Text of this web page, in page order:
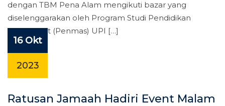
dengan TBM Pena Alam mengikuti bazar yang
diselenggarakan oleh Program Studi Pendidikan
Masyarakat (Penmas) UPI […]
16 Okt
2023
Ratusan Jamaah Hadiri Event Malam